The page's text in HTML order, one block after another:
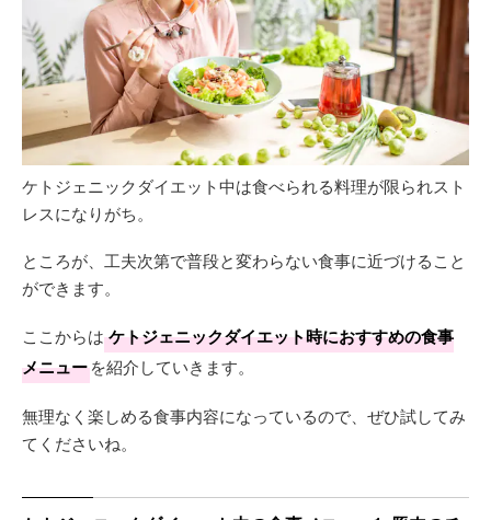
ケトジェニックダイエット中は食べられる料理が限られスト
レスになりがち。
ところが、工夫次第で普段と変わらない食事に近づけること
ができます。
ここからは ケトジェニックダイエット時におすすめの食事
メニューを紹介していきます。
無理なく楽しめる食事内容になっているので、ぜひ試してみ
てくださいね。